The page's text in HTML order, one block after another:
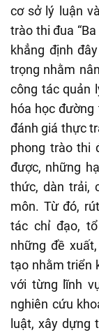
cơ sở lý luận
trào thi đua
khẳng định
trọng nhằm
công tác quản
hóa học
đánh giá thực
phong trào thi
được, những
thức, dàn trải,
môn. Từ đó,
tác chỉ đạo,
những đề
tạo nhằm triển
với từng lĩnh
nghiên cứu
luật, xây dựng